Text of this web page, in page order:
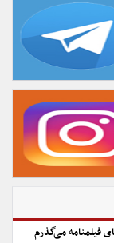
فیلمنامه می‌گذرم